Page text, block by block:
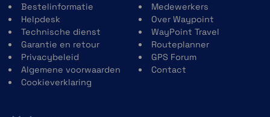
Bestelinformatie
Helpdesk
Technische dienst
Garantie en retour
Privacybeleid
Algemene voorwaarden
Cookieverklaring
Medewerkers
Over Waypoint
WayPoint Travel
Routeplanner
GPS Forum
Contact